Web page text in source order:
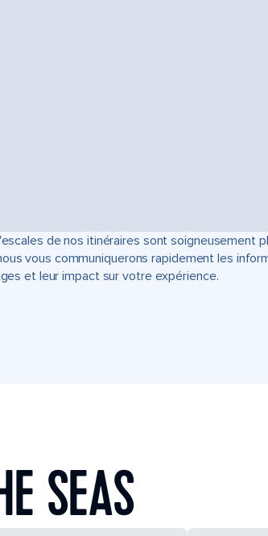
de nos itinéraires sont soigneusement
vous communiquerons rapidement les
et leur impact sur votre expérience.
SEAS